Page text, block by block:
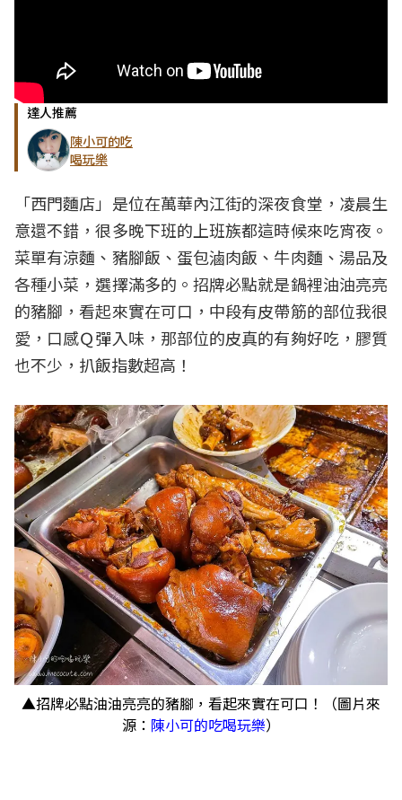
達人推薦
陳小可的吃
喝玩樂
「西門麵店」是位在萬華內江街的深夜食堂，凌晨生
意還不錯，很多晚下班的上班族都這時候來吃宵夜。
菜單有涼麵、豬腳飯、蛋包滷肉飯、牛肉麵、湯品及
各種小菜，選擇滿多的。招牌必點就是鍋裡油油亮亮
的豬腳，看起來實在可口，中段有皮帶筋的部位我很
愛，口感Ｑ彈入味，那部位的皮真的有夠好吃，膠質
也不少，扒飯指數超高！
▲招牌必點油油亮亮的豬腳，看起來實在可口！（圖片來
源： 陳小可的吃喝玩樂）